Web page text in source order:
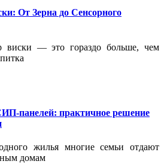
От Зерна до Сенсорного
виски — это гораздо больше, чем
панелей: практичное решение
жилья многие семьи отдают
домам